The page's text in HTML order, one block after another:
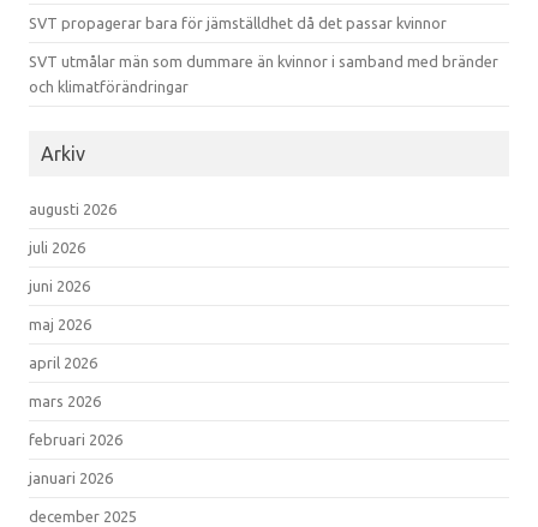
SVT propagerar bara för jämställdhet då det passar kvinnor
SVT utmålar män som dummare än kvinnor i samband med bränder
och klimatförändringar
Arkiv
augusti 2026
juli 2026
juni 2026
maj 2026
april 2026
mars 2026
februari 2026
januari 2026
december 2025